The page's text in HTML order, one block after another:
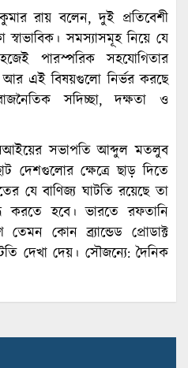
রায় বলেন, দুই প্রতিবেশী
স্বাভাবিক। সমস্যাসমূহ নিয়ে যে
পারস্পরিক সহযোগিতার
আর এই বিষয়গুলো নির্ভর করছে
সদিচ্ছা, দক্ষতা ও
সভাপতি আব্দুল মতলুব
দেশগুলোর ক্ষেত্রে ছাড় দিতে
যে বাণিজ্য ঘাটতি রয়েছে তা
করতে হবে। ভারতে রফতানি
কোন ব্র্যান্ডেড প্রোডাক্ট
দেখা দেয়। সৌজন্যে: দৈনিক